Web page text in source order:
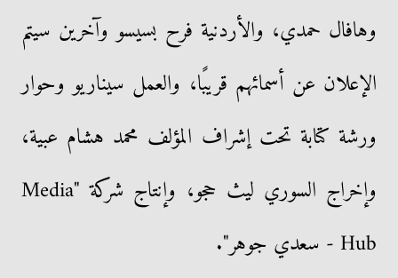
وهافال حمدي، والأردنية فرح بسيسو وآخرين سيتم
الإعلان عن أسمائهم قريبًا، والعمل سيناريو وحوار
ورشة كتابة تحت إشراف المؤلف محمد هشام عبية،
وإخراج السوري ليث حجو، وإنتاج شركة "Media
Hub - سعدي جوهر".